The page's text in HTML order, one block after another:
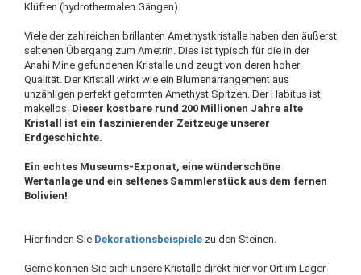
Klüften (hydrothermalen Gängen).
Viele der zahlreichen brillanten Amethystkristalle haben den äußerst
seltenen Übergang zum Ametrin. Dies ist typisch für die in der
Anahi Mine gefundenen Kristalle und zeugt von deren hoher
Qualität. Der Kristall wirkt wie ein Blumenarrangement aus
unzähligen perfekt geformten Amethyst Spitzen. Der Habitus ist
makellos. Dieser kostbare rund 200 Millionen Jahre alte
Kristall ist ein faszinierender Zeitzeuge unserer
Erdgeschichte.
Ein echtes Museums-Exponat, eine wünderschöne
Wertanlage und ein seltenes Sammlerstück aus dem fernen
Bolivien!
Hier finden Sie Dekorationsbeispiele zu den Steinen.
Gerne können Sie sich unsere Kristalle direkt hier vor Ort im Lager